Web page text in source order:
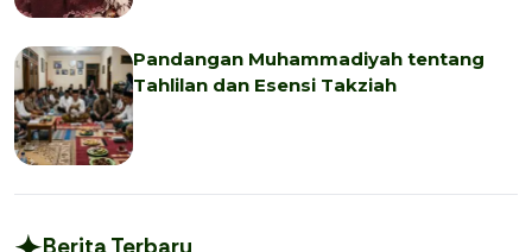
Pandangan Muhammadiyah tentang
Tahlilan dan Esensi Takziah